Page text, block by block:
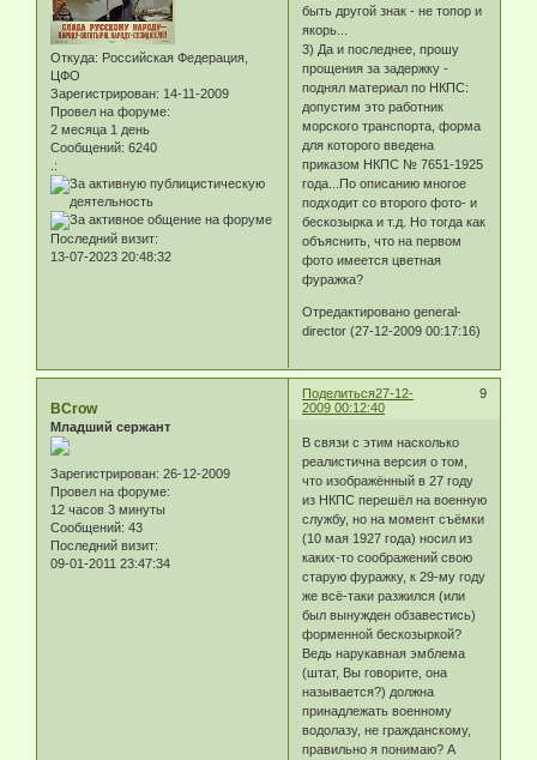
Откуда: Российская Федерация,
ЦФО
Зарегистрирован: 14-11-2009
Провел на форуме:
2 месяца 1 день
Сообщений: 6240
.:
Последний визит:
13-07-2023 20:48:32
быть другой знак - не топор и
якорь...
3) Да и последнее, прошу
прощения за задержку -
поднял материал по НКПС:
допустим это работник
морского транспорта, форма
для которого введена
приказом НКПС № 7651-1925
года...По описанию многое
подходит со второго фото- и
бескозырка и т.д. Но тогда как
объяснить, что на первом
фото имеется цветная
фуражка?
Отредактировано general-
director (27-12-2009 00:17:16)
Поделиться 9
27-12-
2009 00:12:40
BCrow
Младший сержант
Зарегистрирован: 26-12-2009
Провел на форуме:
12 часов 3 минуты
Сообщений: 43
Последний визит:
09-01-2011 23:47:34
В связи с этим насколько
реалистична версия о том,
что изображённый в 27 году
из НКПС перешёл на военную
службу, но на момент съёмки
(10 мая 1927 года) носил из
каких-то соображений свою
старую фуражку, к 29-му году
же всё-таки разжился (или
был вынужден обзавестись)
форменной бескозыркой?
Ведь нарукавная эмблема
(штат, Вы говорите, она
называется?) должна
принадлежать военному
водолазу, не гражданскому,
правильно я понимаю? А